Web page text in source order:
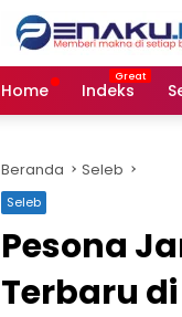
Home Indeks
Beranda Seleb
Seleb
Pesona
Terbaru